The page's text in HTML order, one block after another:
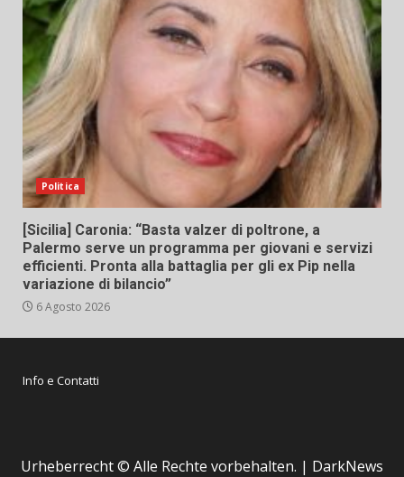
Politica
[Sicilia] Caronia: “Basta valzer di poltrone, a
Palermo serve un programma per giovani e servizi
efficienti. Pronta alla battaglia per gli ex Pip nella
variazione di bilancio”
6 Agosto 2026
Info e Contatti
Urheberrecht © Alle Rechte vorbehalten. | DarkNews